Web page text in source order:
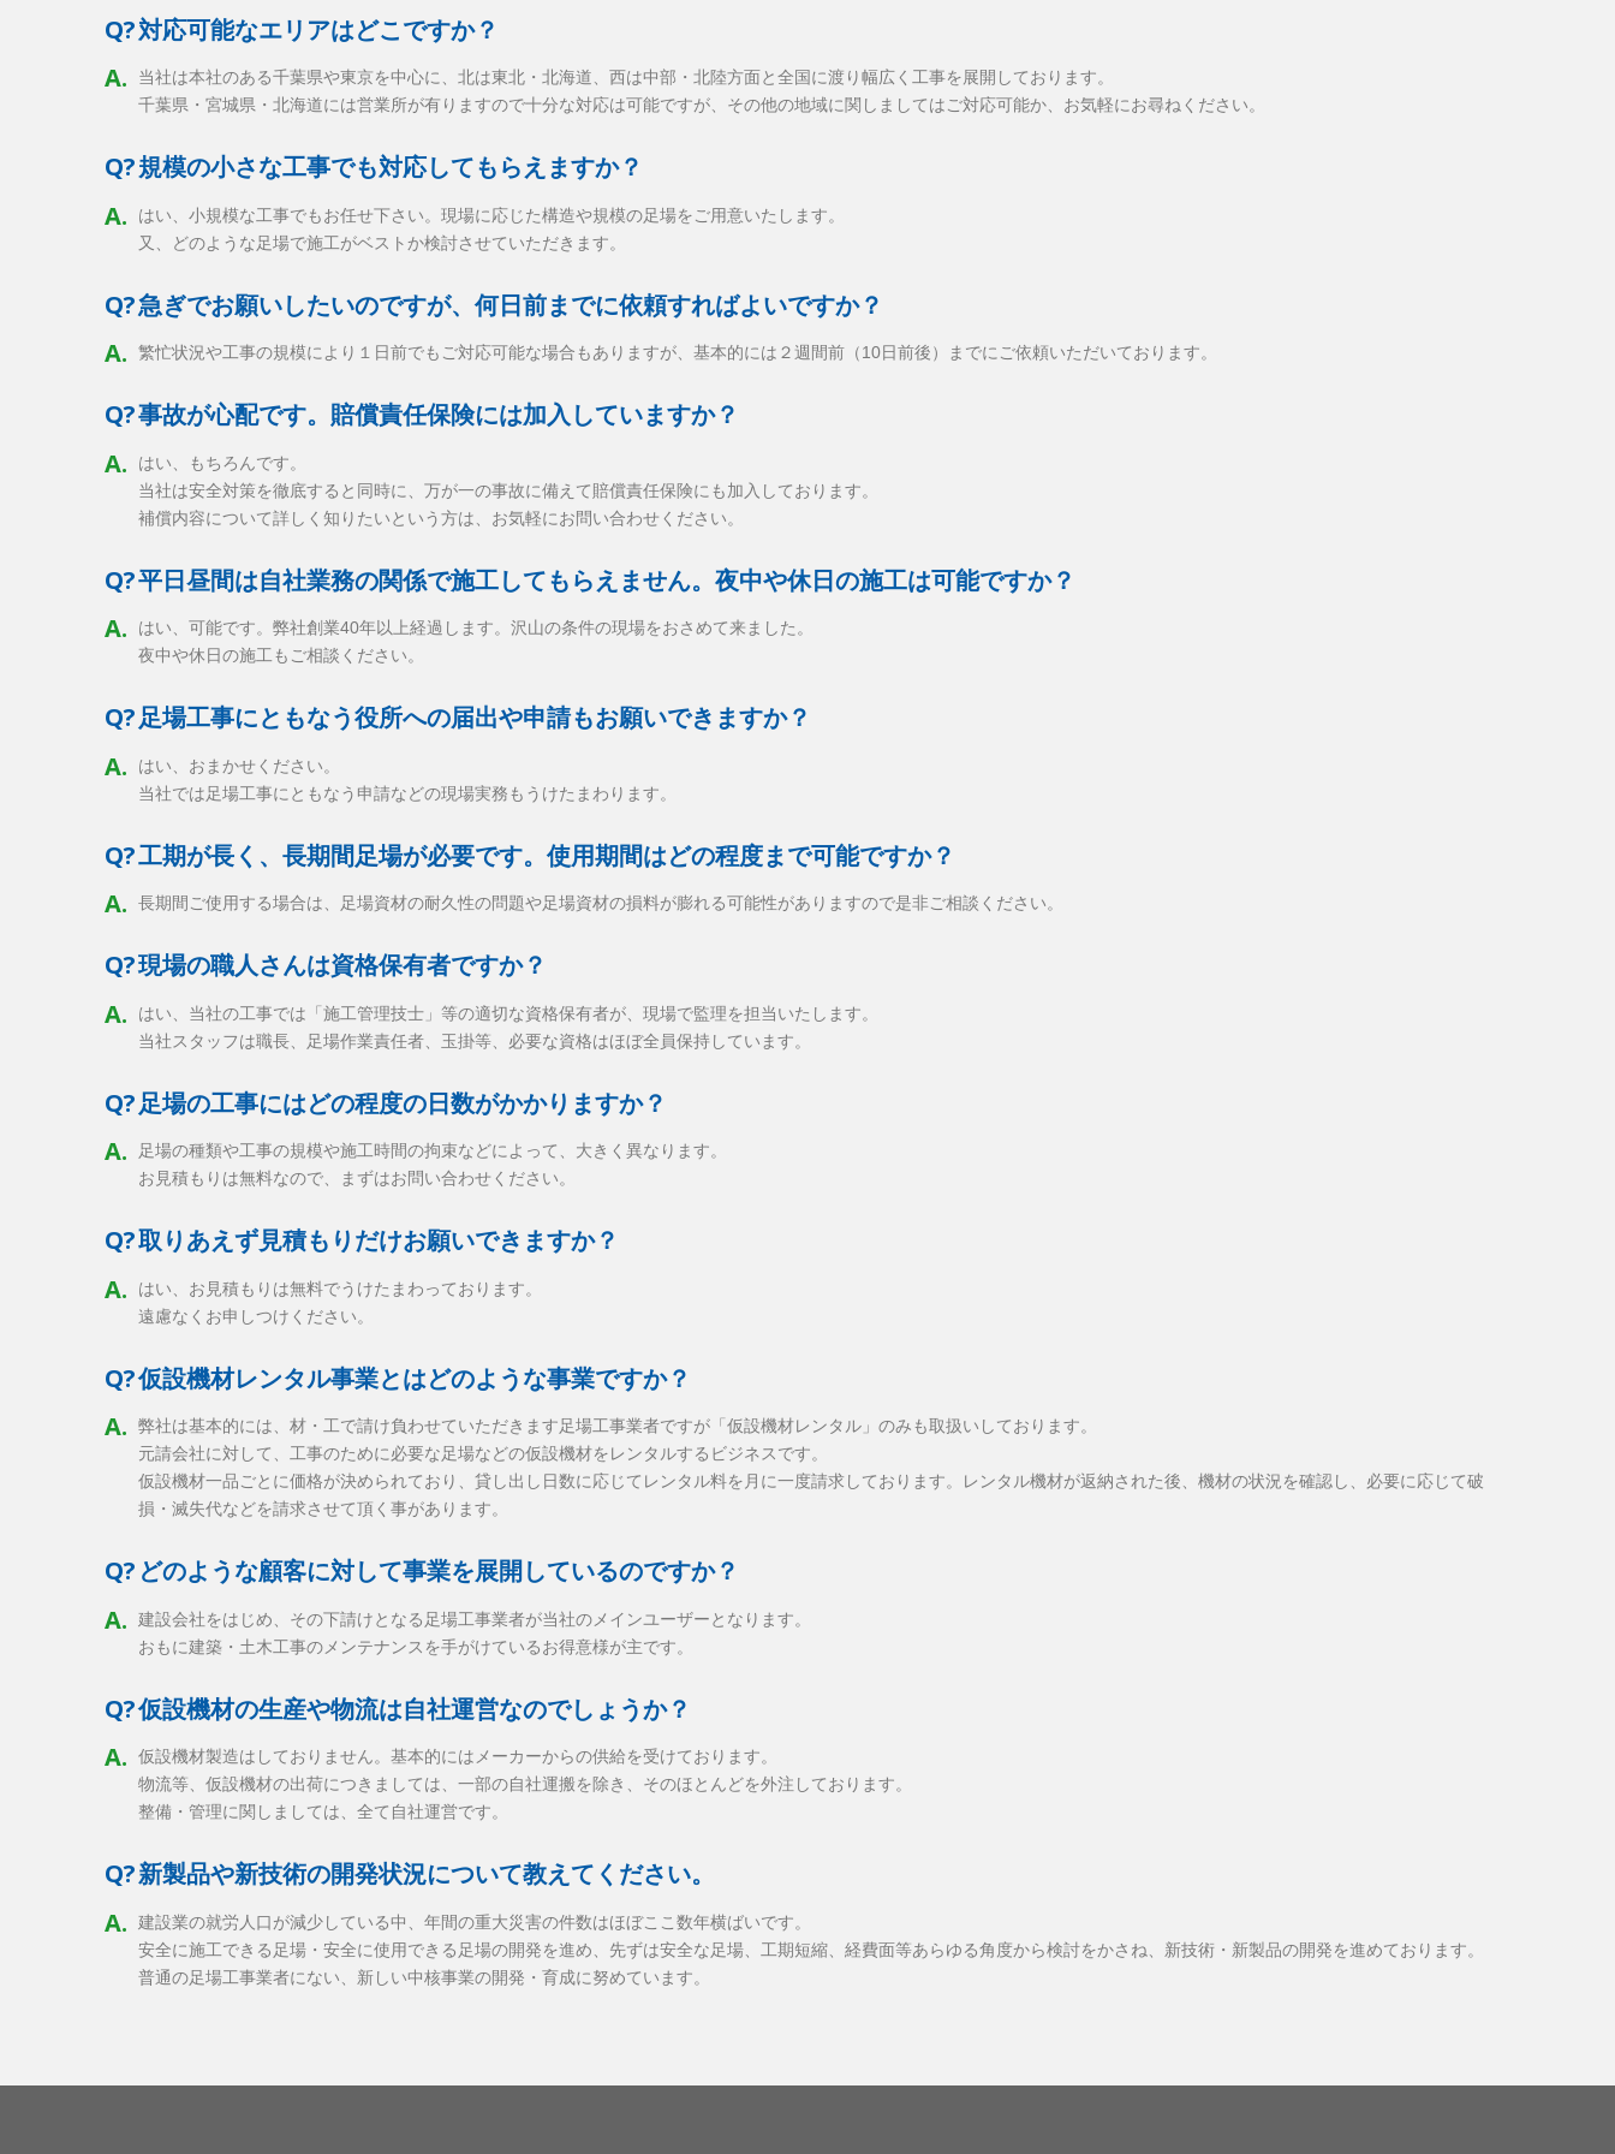
Q?対応可能なエリアはどこですか？
A.
当社は本社のある千葉県や東京を中心に、北は東北・北海道、西は中部・北陸方面と全国に渡り幅広く工事を展開しております。
千葉県・宮城県・北海道には営業所が有りますので十分な対応は可能ですが、その他の地域に関しましてはご対応可能か、お気軽にお尋ねください。
Q?規模の小さな工事でも対応してもらえますか？
A.
はい、小規模な工事でもお任せ下さい。現場に応じた構造や規模の足場をご用意いたします。
又、どのような足場で施工がベストか検討させていただきます。
Q?急ぎでお願いしたいのですが、何日前までに依頼すればよいですか？
A.
繁忙状況や工事の規模により１日前でもご対応可能な場合もありますが、基本的には２週間前（10日前後）までにご依頼いただいております。
Q?事故が心配です。賠償責任保険には加入していますか？
A.
はい、もちろんです。
当社は安全対策を徹底すると同時に、万が一の事故に備えて賠償責任保険にも加入しております。
補償内容について詳しく知りたいという方は、お気軽にお問い合わせください。
Q?平日昼間は自社業務の関係で施工してもらえません。夜中や休日の施工は可能ですか？
A.
はい、可能です。弊社創業40年以上経過します。沢山の条件の現場をおさめて来ました。
夜中や休日の施工もご相談ください。
Q?足場工事にともなう役所への届出や申請もお願いできますか？
A.
はい、おまかせください。
当社では足場工事にともなう申請などの現場実務もうけたまわります。
Q?工期が長く、長期間足場が必要です。使用期間はどの程度まで可能ですか？
A.
長期間ご使用する場合は、足場資材の耐久性の問題や足場資材の損料が膨れる可能性がありますので是非ご相談ください。
Q?現場の職人さんは資格保有者ですか？
A.
はい、当社の工事では「施工管理技士」等の適切な資格保有者が、現場で監理を担当いたします。
当社スタッフは職長、足場作業責任者、玉掛等、必要な資格はほぼ全員保持しています。
Q?足場の工事にはどの程度の日数がかかりますか？
A.
足場の種類や工事の規模や施工時間の拘束などによって、大きく異なります。
お見積もりは無料なので、まずはお問い合わせください。
Q?取りあえず見積もりだけお願いできますか？
A.
はい、お見積もりは無料でうけたまわっております。
遠慮なくお申しつけください。
Q?仮設機材レンタル事業とはどのような事業ですか？
A.
弊社は基本的には、材・工で請け負わせていただきます足場工事業者ですが「仮設機材レンタル」のみも取扱いしております。
元請会社に対して、工事のために必要な足場などの仮設機材をレンタルするビジネスです。
仮設機材一品ごとに価格が決められており、貸し出し日数に応じてレンタル料を月に一度請求しております。レンタル機材が返納された後、機材の状況を確認し、必要に応じて破
損・滅失代などを請求させて頂く事があります。
Q? どのような顧客に対して事業を展開しているのですか？
A.
建設会社をはじめ、その下請けとなる足場工事業者が当社のメインユーザーとなります。
おもに建築・土木工事のメンテナンスを手がけているお得意様が主です。
Q?仮設機材の生産や物流は自社運営なのでしょうか？
A.
仮設機材製造はしておりません。基本的にはメーカーからの供給を受けております。
物流等、仮設機材の出荷につきましては、一部の自社運搬を除き、そのほとんどを外注しております。
整備・管理に関しましては、全て自社運営です。
Q?新製品や新技術の開発状況について教えてください。
A.
建設業の就労人口が減少している中、年間の重大災害の件数はほぼここ数年横ばいです。
安全に施工できる足場・安全に使用できる足場の開発を進め、先ずは安全な足場、工期短縮、経費面等あらゆる角度から検討をかさね、新技術・新製品の開発を進めております。
普通の足場工事業者にない、新しい中核事業の開発・育成に努めています。